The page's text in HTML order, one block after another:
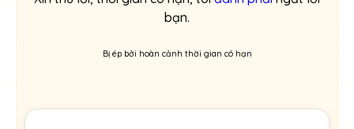
bạn.
Bị ép bởi hoàn cảnh thời gian có hạn